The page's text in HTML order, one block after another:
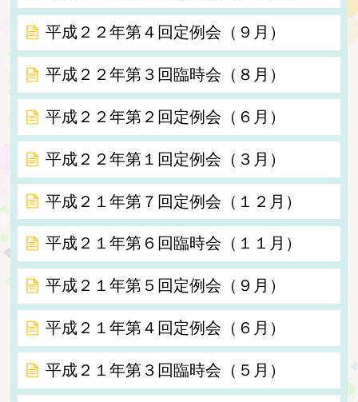
平成２２年第４回定例会（９月）
平成２２年第３回臨時会（８月）
平成２２年第２回定例会（６月）
平成２２年第１回定例会（３月）
平成２１年第７回定例会（１２月）
平成２１年第６回臨時会（１１月）
平成２１年第５回定例会（９月）
平成２１年第４回定例会（６月）
平成２１年第３回臨時会（５月）